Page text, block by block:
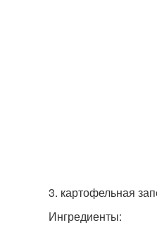
3. картофельная
Ингредиенты: